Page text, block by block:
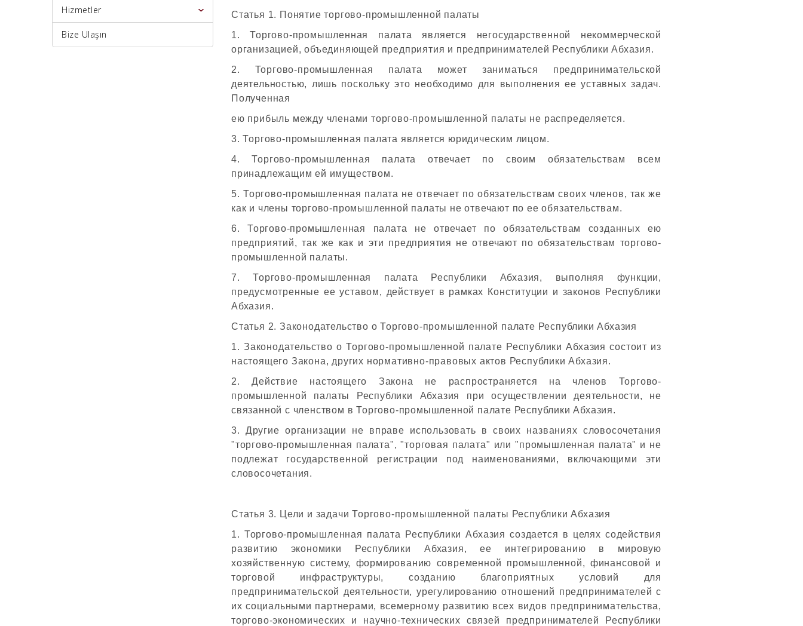
Hizmetler
Bize Ulaşın
Статья 1. Понятие торгово-промышленной палаты
1. Торгово-промышленная палата является негосударственной некоммерческой
организацией, объединяющей предприятия и предпринимателей Республики Абхазия.
2. Торгово-промышленная палата может заниматься предпринимательской
деятельностью, лишь поскольку это необходимо для выполнения ее уставных задач.
Полученная
ею прибыль между членами торгово-промышленной палаты не распределяется.
3. Торгово-промышленная палата является юридическим лицом.
4. Торгово-промышленная палата отвечает по своим обязательствам всем
принадлежащим ей имуществом.
5. Торгово-промышленная палата не отвечает по обязательствам своих членов, так же
как и члены торгово-промышленной палаты не отвечают по ее обязательствам.
6. Торгово-промышленная палата не отвечает по обязательствам созданных ею
предприятий, так же как и эти предприятия не отвечают по обязательствам торгово-
промышленной палаты.
7. Торгово-промышленная палата Республики Абхазия, выполняя функции,
предусмотренные ее уставом, действует в рамках Конституции и законов Республики
Абхазия.
Статья 2. Законодательство о Торгово-промышленной палате Республики Абхазия
1. Законодательство о Торгово-промышленной палате Республики Абхазия состоит из
настоящего Закона, других нормативно-правовых актов Республики Абхазия.
2. Действие настоящего Закона не распространяется на членов Торгово-
промышленной палаты Республики Абхазия при осуществлении деятельности, не
связанной с членством в Торгово-промышленной палате Республики Абхазия.
3. Другие организации не вправе использовать в своих названиях словосочетания
"торгово-промышленная палата", "торговая палата" или "промышленная палата" и не
подлежат государственной регистрации под наименованиями, включающими эти
словосочетания.
Статья 3. Цели и задачи Торгово-промышленной палаты Республики Абхазия
1. Торгово-промышленная палата Республики Абхазия создается в целях содействия
развитию экономики Республики Абхазия, ее интегрированию в мировую
хозяйственную систему, формированию современной промышленной, финансовой и
торговой инфраструктуры, созданию благоприятных условий для
предпринимательской деятельности, урегулированию отношений предпринимателей с
их социальными партнерами, всемерному развитию всех видов предпринимательства,
торгово-экономических и научно-технических связей предпринимателей Республики